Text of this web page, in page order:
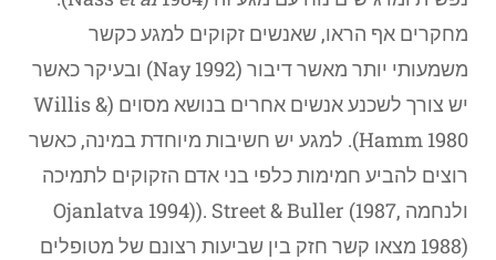
מחקרים אף הראו, שאנשים זקוקים למגע כקשר
משמעותי יותר מאשר דיבור (Nay 1992) ובעיקר כאשר
יש צורך לשכנע אנשים אחרים בנושא מסוים (Willis &
Hamm 1980). למגע יש חשיבות מיוחדת במינה, כאשר
רוצים להביע חמימות כלפי בני אדם הזקוקים לתמיכה
ולנחמה Ojanlatva 1994)). Street & Buller (1987,
1988) מצאו קשר חזק בין שביעות רצונם של מטופלים